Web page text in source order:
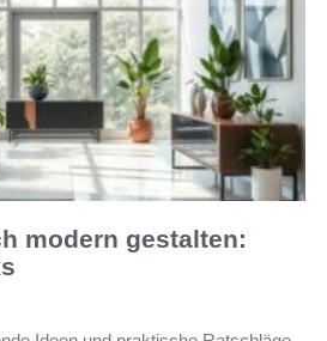
modern gestalten: